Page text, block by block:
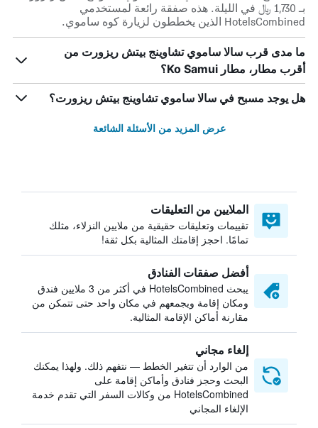
بـ 1,730 ﷼ في الليلة. هذه صفقة رائعة لمستخدمي
HotelsCombined الذين يخططون لزيارة كوه ساموي.
ما مدى قرب سالا ساموي تشاوينج بيتش ريزورت من
أقرب مطار، مطار Ko Samui؟
هل يوجد مسبح في سالا ساموي تشاوينج بيتش ريزورت؟
عرض المزيد من الأسئلة الشائعة
الملايين من التعليقات
تقييمات وتعليقات حقيقية من ملايين النزلاء، مثلك
تمامًا. احجز إقامتك المثالية بكل ثقة!
أفضل صفقات الفنادق
يبحث HotelsCombined في أكثر من 3 ملايين فندق
ومكان إقامة ويجمعهم في مكان واحد حتى تتمكن من
مقارنة أماكن الإقامة المثالية.
إلغاء مجاني
من الوارد أن تتغير الخطط — نتفهم ذلك. ولهذا يمكنك
البحث وحجز فنادق وأماكن إقامة على
HotelsCombined من وكالات السفر التي تقدم خدمة
الإلغاء المجاني